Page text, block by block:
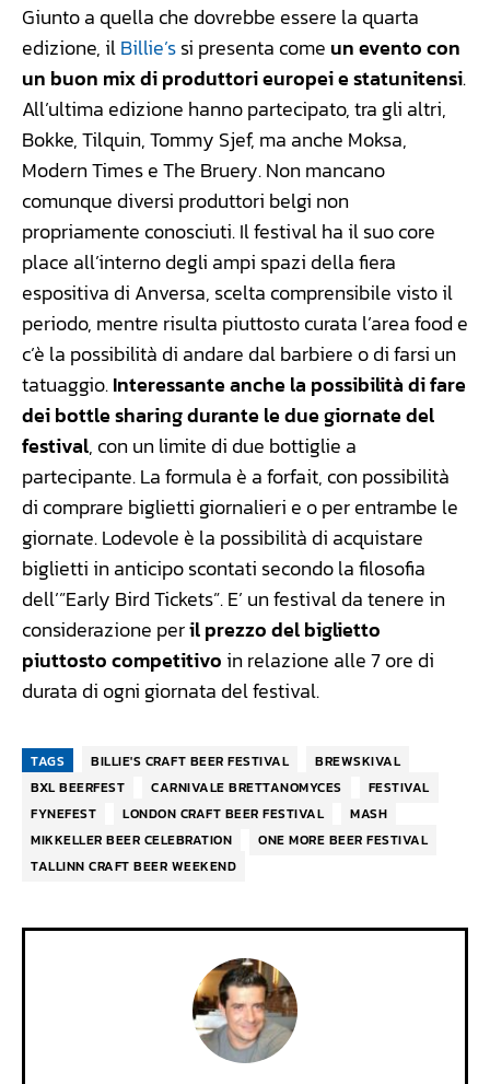
Giunto a quella che dovrebbe essere la quarta
edizione, ilBillie’ssi presenta come un evento con
un buon mix di produttori europei e statunitensi.
All’ultima edizione hanno partecipato, tra gli altri,
Bokke, Tilquin, Tommy Sjef, ma anche Moksa,
Modern Times e The Bruery. Non mancano
comunque diversi produttori belgi non
propriamente conosciuti. Il festival ha il suo core
place all’interno degli ampi spazi della fiera
espositiva di Anversa, scelta comprensibile visto il
periodo, mentre risulta piuttosto curata l’area food e
c’è la possibilità di andare dal barbiere o di farsi un
tatuaggio.Interessante anche la possibilità di fare
dei bottle sharing durante le due giornate del
festival, con un limite di due bottiglie a
partecipante. La formula è a forfait, con possibilità
di comprare biglietti giornalieri e o per entrambe le
giornate. Lodevole è la possibilità di acquistare
biglietti in anticipo scontati secondo la filosofia
dell’”Early Bird Tickets”. E’ un festival da tenere in
considerazione peril prezzo del biglietto
piuttosto competitivo in relazione alle 7 ore di
durata di ogni giornata del festival.
TAGS BILLIE'S CRAFT BEER FESTIVAL
BREWSKIVAL
BXL BEERFEST
CARNIVALE BRETTANOMYCES
FESTIVAL
FYNEFEST
LONDON CRAFT BEER FESTIVAL
MASH
MIKKELLER BEER CELEBRATION
ONE MORE BEER FESTIVAL
TALLINN CRAFT BEER WEEKEND